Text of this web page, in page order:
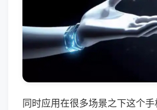
同时应用在很多场景之下这个